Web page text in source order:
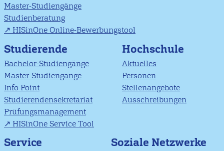
Master-Studiengänge
Studienberatung
HISinOne Online-Bewerbungstool
Studierende
Bachelor-Studiengänge
Master-Studiengänge
Info Point
Studierendensekretariat
Prüfungsmanagement
HISinOne Service Tool
Hochschule
Aktuelles
Personen
Stellenangebote
Ausschreibungen
Service Soziale Netzwerke